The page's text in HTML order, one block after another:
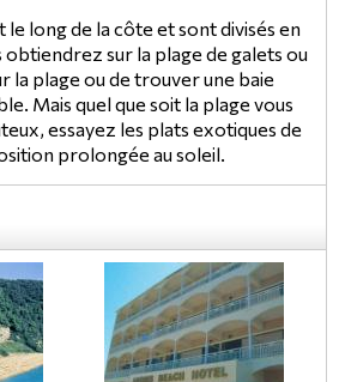
long de la côte et sont divisés en
obtiendrez sur la plage de galets ou
la plage ou de trouver une baie
Mais quel que soit la plage vous
essayez les plats exotiques de
prolongée au soleil.